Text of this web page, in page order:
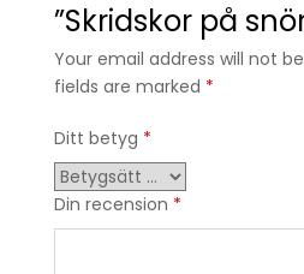
”Skridskor på
Your email address will not
fields are marked *
Ditt betyg *
Din recension *